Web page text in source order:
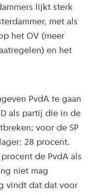
lijkt sterk
met als
het OV (meer
en het
PvdA te gaan
als partij die in de
voor de SP
28 procent.
de PvdA als
niet mag
vindt dat dat voor